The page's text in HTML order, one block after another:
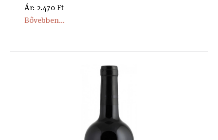
Ár: 2.470 Ft
Bővebben...